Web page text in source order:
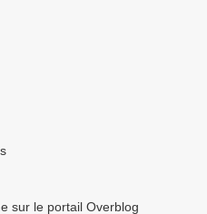
sur le portail Overblog